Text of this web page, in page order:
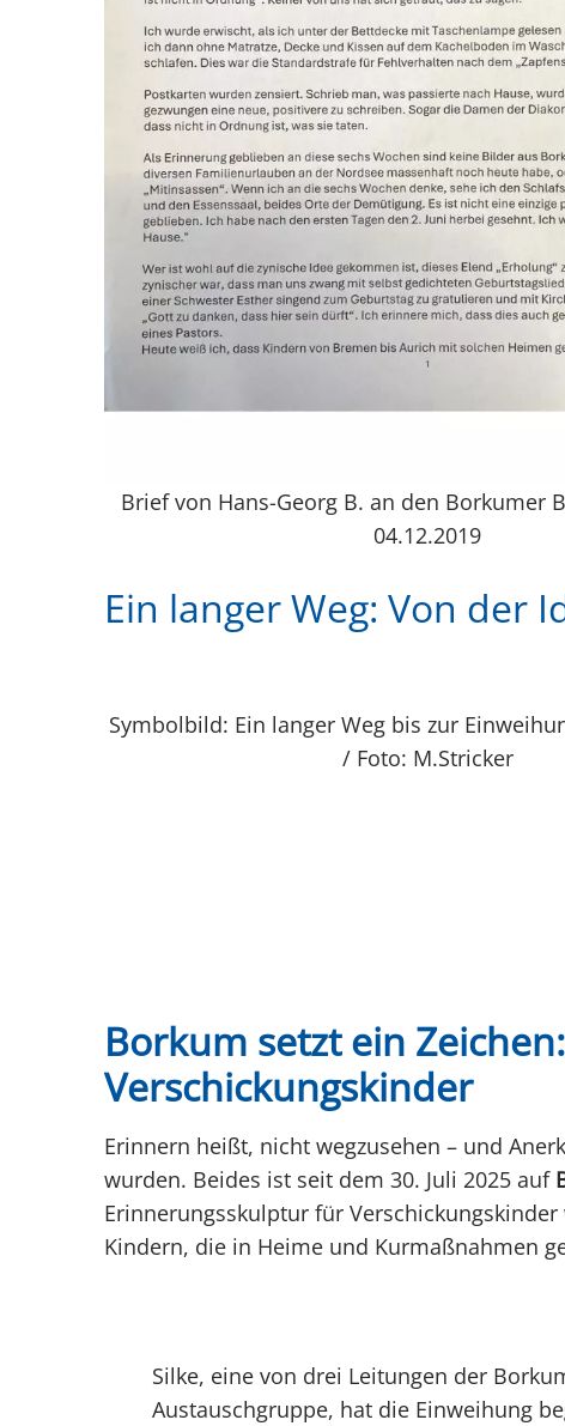
Brief von Hans-Georg B. an den Borkumer
04.12.2019
Ein langer Weg: Von der
Symbolbild: Ein langer Weg bis zur
/ Foto: M.Stricker
Borkum setzt ein
Verschickungskinder
Erinnern heißt, nicht wegzusehen – und
wurden. Beides ist seit dem 30. Juli 2025 auf
Erinnerungsskulptur für
Kindern, die in Heime und Kurmaßnahmen
Silke, eine von drei Leitungen der
Austauschgruppe, hat die Einweihung